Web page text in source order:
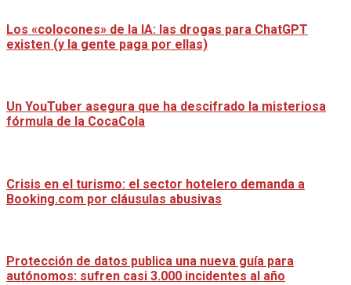
Los «colocones» de la IA: las drogas para ChatGPT
existen (y la gente paga por ellas)
Un YouTuber asegura que ha descifrado la misteriosa
fórmula de la CocaCola
Crisis en el turismo: el sector hotelero demanda a
Booking.com por cláusulas abusivas
Protección de datos publica una nueva guía para
autónomos: sufren casi 3.000 incidentes al año